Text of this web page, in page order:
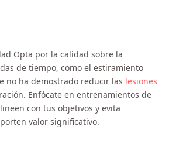
Opta por la calidad sobre la
de tiempo, como el estiramiento
no ha demostrado reducir las lesiones
Enfócate en entrenamientos de
con tus objetivos y evita
valor significativo.